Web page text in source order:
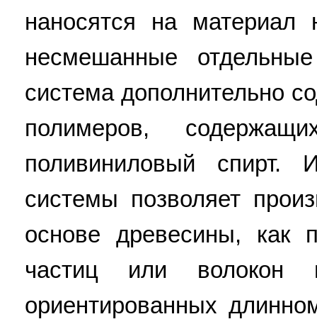
наносятся на материал
несмешанные
система дополнительно
полимеров,
поливиниловый спирт.
системы позволяет
основе древесины, как
частиц или
ориентированных